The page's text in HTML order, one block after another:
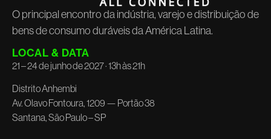
O principal encontro da indústria, varejo e distribuição de
bens de consumo duráveis da América Latina.
LOCAL & DATA
21 – 24 de junho de 2027 · 13h às 21h
Distrito Anhembi
Av. Olavo Fontoura, 1209 — Portão 38
Santana, São Paulo – SP